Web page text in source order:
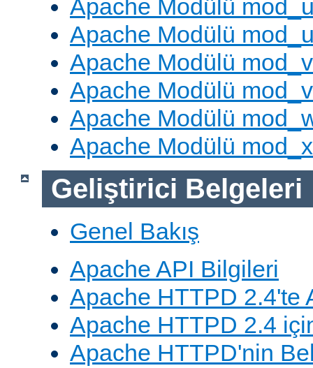
Apache Modülü
Apache Modülü
Apache Modülü
Apache Modülü
Apache Modülü
Apache Modülü
Geliştirici Belgeleri
Genel Bakış
Apache API Bilgileri
Apache HTTPD 2.4'te
Apache HTTPD 2.4
Apache HTTPD'nin